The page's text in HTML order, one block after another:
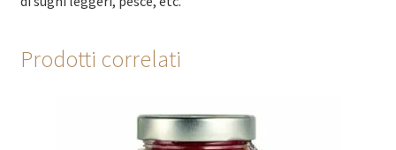
Prodotti correlati